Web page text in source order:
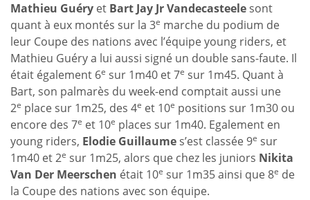
Mathieu Guéry et Bart Jay Jr Vandecasteele sont
quant à eux montés sur la 3e marche du podium de
leur Coupe des nations avec l’équipe young riders, et
Mathieu Guéry a lui aussi signé un double sans-faute. Il
était également 6e sur 1m40 et 7e sur 1m45. Quant à
Bart, son palmarès du week-end comptait aussi une
2e place sur 1m25, des 4e et 10e positions sur 1m30 ou
encore des 7e et 10e places sur 1m40. Egalement en
young riders, Elodie Guillaume s’est classée 9e sur
1m40 et 2e sur 1m25, alors que chez les juniors Nikita
Van Der Meerschen était 10e sur 1m35 ainsi que 8e de
la Coupe des nations avec son équipe.